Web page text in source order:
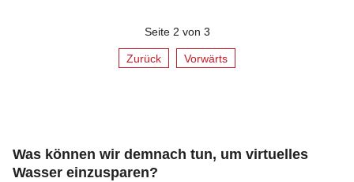
Seite 2 von 3
Zurück Vorwärts
Was können wir demnach tun, um virtuelles
Wasser einzusparen?